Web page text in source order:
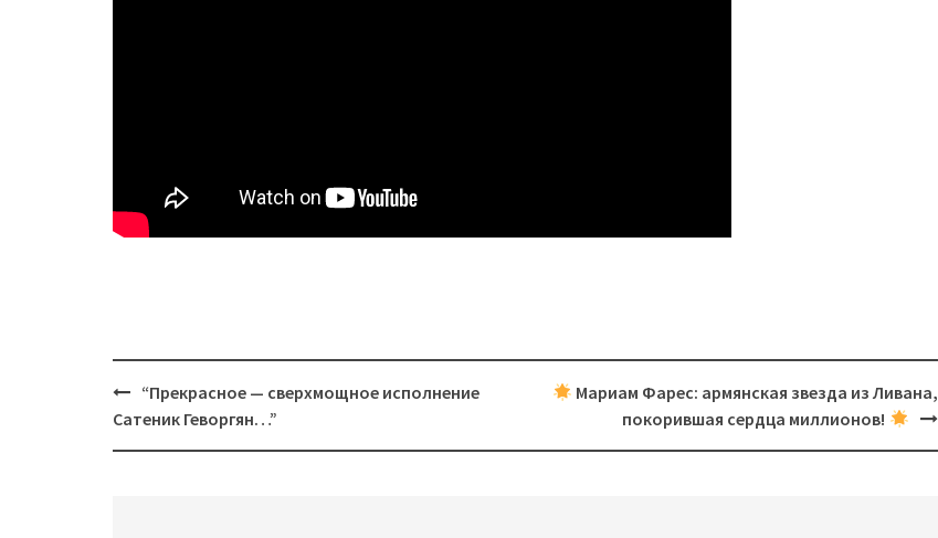
Post
navigation
“Прекрасное — сверхмощное исполнение
Сатеник Геворгян…”
Мариам Фарес: армянская звезда из Ливана,
покорившая сердца миллионов!